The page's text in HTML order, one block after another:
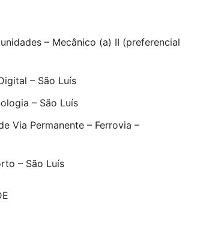
– Mecânico (a) II (preferencial
– São Luís
– São Luís
Via Permanente – Ferrovia –
– São Luís